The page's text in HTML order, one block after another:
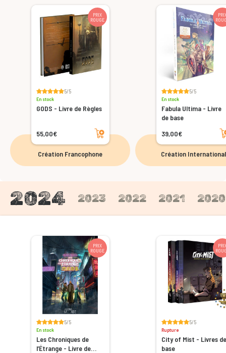
PRIX
ROUGE
5/5
En stock
GODS - Livre de Règles
55,00€
Ajouter au panier
Création Francophone
5/5
En stock
Fabula Ultima - Livre
de base
39,00€
Création
2024 2023 2022 2021 2020
PRIX
ROUGE
5/5
En stock
Les Chroniques de
l’Étrange - Livre de
5/5
Rupture
City of Mist - Livres de
base